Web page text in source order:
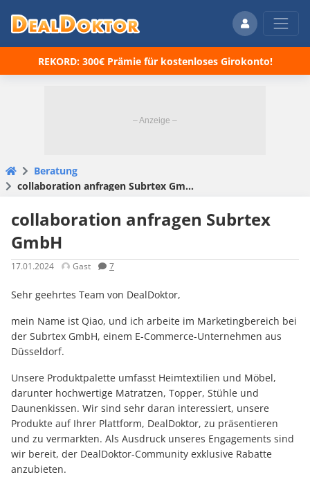
REKORD: 300€ Prämie für kostenloses Girokonto!
Beratung
collaboration anfragen Subrtex GmbH
collaboration anfragen Subrtex
GmbH
17.01.2024 Gast 7
Sehr geehrtes Team von DealDoktor,
mein Name ist Qiao, und ich arbeite im Marketingbereich bei
der Subrtex GmbH, einem E-Commerce-Unternehmen aus
Düsseldorf.
Unsere Produktpalette umfasst Heimtextilien und Möbel,
darunter hochwertige Matratzen, Topper, Stühle und
Daunenkissen. Wir sind sehr daran interessiert, unsere
Produkte auf Ihrer Plattform, DealDoktor, zu präsentieren
und zu vermarkten. Als Ausdruck unseres Engagements sind
wir bereit, der DealDoktor-Community exklusive Rabatte
anzubieten.